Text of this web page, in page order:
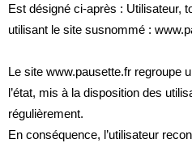
Est désigné ci-après : Utilisateur,
utilisant le site susnommé :
Le site www.pausette.fr regroupe
l’état, mis à la disposition des
régulièrement.
En conséquence, l’utilisateur